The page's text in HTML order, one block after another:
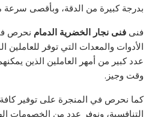
بدرجة كبيرة من الدقة، وبأقصى سرعة
فنى فنى نجار الخضرية الدمام نحرص
الأدوات والمعدات التي توفر للعاملين
عدد كبير من أمهر العاملين الذين
وقت وجيز.
كما نحرص في المنجرة على توفير كافة
التنافسية، ونوفر عدد من الخصومات